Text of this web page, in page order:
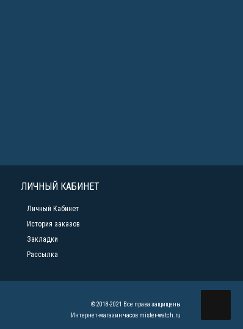
ЛИЧНЫЙ КАБИНЕТ
Личный Кабинет
История заказов
Закладки
Рассылка
© 2018-2021 Все права защищены
Интернет-магазин часов mister-watch.ru